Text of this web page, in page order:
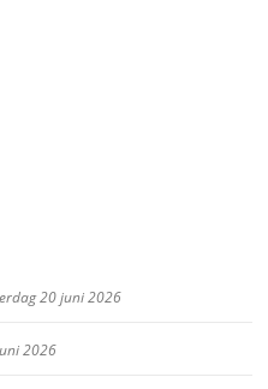
20 juni 2026
2026